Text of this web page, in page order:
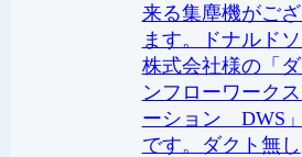
来る集塵機がご
ます。ドナルド
株式会社様の「
ンフローワーク
ーション DWS」
です。ダクト無し